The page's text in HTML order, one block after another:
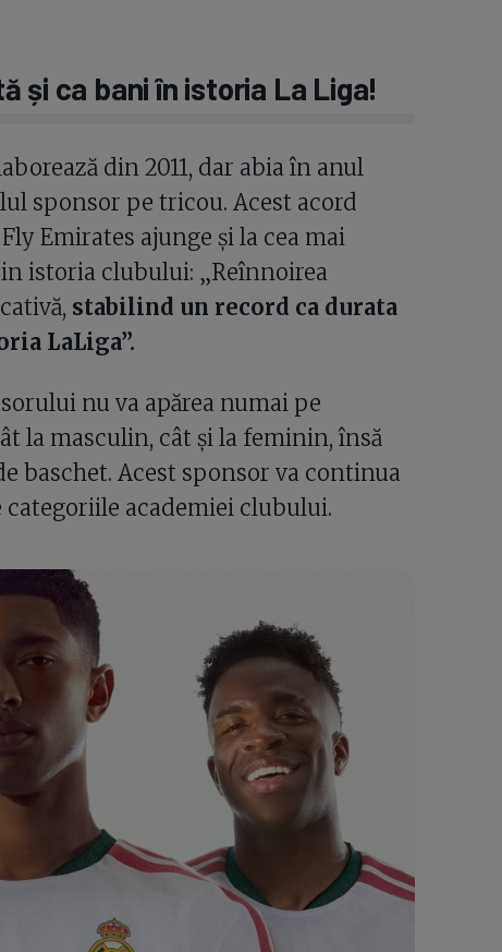
și ca bani în istoria La Liga!
din 2011, dar abia în anul
sponsor pe tricou. Acest acord
Emirates ajunge și la cea mai
istoria clubului: „Reînnoirea
stabilind un record ca durata
LaLiga”.
nu va apărea numai pe
la masculin, cât și la feminin, însă
baschet. Acest sponsor va continua
academiei clubului.